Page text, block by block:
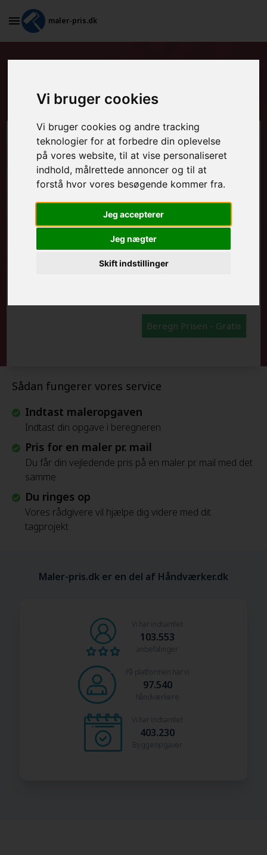
Vi bruger cookies
Vi bruger cookies og andre tracking
teknologier for at forbedre din oplevelse
på vores website, til at vise personaliseret
indhold, målrettede annoncer og til at
forstå hvor vores besøgende kommer fra.
Jeg accepterer
Jeg nægter
Skift indstillinger
maler-pris.dk
møbler i Pandrup
Sådan fungerer vores service
Indtast maleropgaven
Indtast din opgave i beregneren
Pris for en maler pr. mail
Du får din vejledende pris på en maler pr. mail med det
samme
Du ringes op
Vores rådgivere vil hjælpe dig videre med dit
tagprojekt
Beregn prisen her
MALEROPGAVER - INDVENDIGT:
MALEROPGAVER - UDVENDIGT:
FRAFLYTNINGSPAKKE:
Beregn Prisen - Gratis
Maler-pris.dk er en del af Håndværker.dk
Vi har indsamlet
103.553
anbefalinger
På platformen har vi
97.540
håndværkere
Vi har indsamlet
403.230
Byggeopgaver